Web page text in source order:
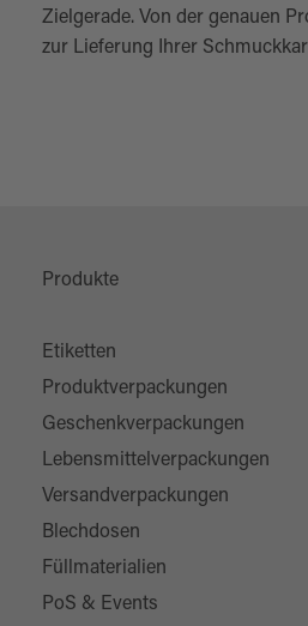
Zielgerade. Von der genauen
zur Lieferung Ihrer
Produkte
Etiketten
Produktverpackungen
Geschenkverpackungen
Lebensmittelverpackungen
Versandverpackungen
Blechdosen
Füllmaterialien
PoS & Events